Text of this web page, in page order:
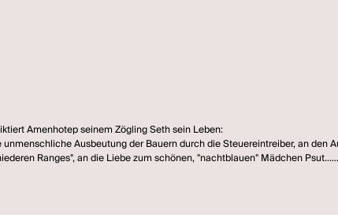
Amenhotep seinem Zögling Seth sein Leben:
Ausbeutung der Bauern durch die Steuereintreiber, an den
Ranges", an die Liebe zum schönen, "nachtblauen" Mädchen Psut...